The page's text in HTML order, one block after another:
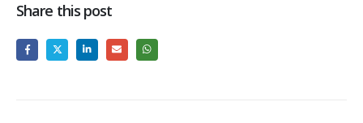
Share this post